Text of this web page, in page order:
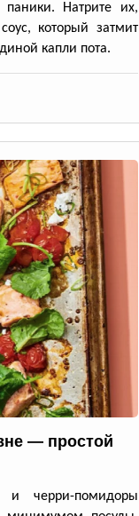
Натрите их,
который затмит
капли пота.
— простой
и черри-помидоры